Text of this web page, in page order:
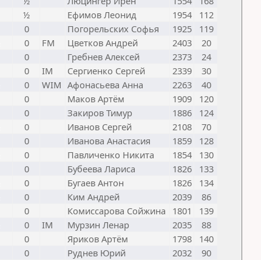
½ Ефимов Леонид 1954
112
0 Погорельских Софья 1925
119
0 FM Цветков Андрей 2403
20
0 Гребнев Алексей 2373
24
0 IM Сергиенко Сергей 2339
30
0 WIM Афонасьева Анна 2263
40
0 Маков Артём 1909
120
0 Закиров Тимур 1886
124
0 Иванов Сергей 2108
70
0 Иванова Анастасия 1859
128
0 Павличенко Никита 1854
130
0 Бубеева Лариса 1826
133
0 Бугаев Антон 1826
134
0 Ким Андрей 2039
86
0 Комиссарова Сойжина 1801
139
0 IM Мурзин Ленар 2035
88
0 Яриков Артём 1798
140
0 Руднев Юрий 2032
90